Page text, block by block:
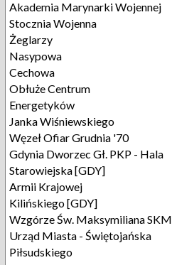
Akademia Marynarki Wojennej
Stocznia Wojenna
Żeglarzy
Nasypowa
Cechowa
Obłuże Centrum
Energetyków
Janka Wiśniewskiego
Węzeł Ofiar Grudnia '70
Gdynia Dworzec Gł. PKP - Hala
Starowiejska [GDY]
Armii Krajowej
Kilińskiego [GDY]
Wzgórze Św. Maksymiliana SKM
Urząd Miasta - Świętojańska
Piłsudskiego